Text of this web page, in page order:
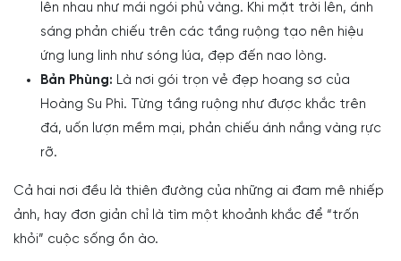
lên nhau như mái ngói phủ vàng. Khi mặt trời lên, ánh
sáng phản chiếu trên các tầng ruộng tạo nên hiệu
ứng lung linh như sóng lúa, đẹp đến nao lòng.
Bản Phùng: Là nơi gói trọn vẻ đẹp hoang sơ của
Hoàng Su Phì. Từng tầng ruộng như được khắc trên
đá, uốn lượn mềm mại, phản chiếu ánh nắng vàng rực
rỡ.
Cả hai nơi đều là thiên đường của những ai đam mê nhiếp
ảnh, hay đơn giản chỉ là tìm một khoảnh khắc để “trốn
khỏi” cuộc sống ồn ào.